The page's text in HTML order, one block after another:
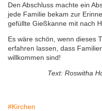
Den Abschluss machte ein
jede Familie bekam zur
gefüllte Gießkanne mit nach
Es wäre schön, wenn dieses
erfahren lassen, dass
willkommen sind!
Text: Roswitha
#Kirchen